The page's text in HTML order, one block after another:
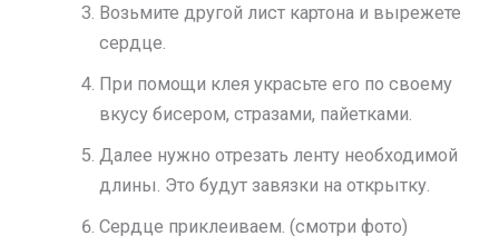
Возьмите другой лист картона и вырежете
сердце.
При помощи клея украсьте его по своему
вкусу бисером, стразами, пайетками.
Далее нужно отрезать ленту необходимой
длины. Это будут завязки на открытку.
Сердце приклеиваем. (смотри фото)